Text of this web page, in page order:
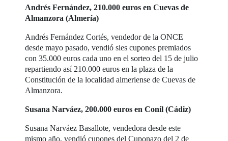
Andrés Fernández, 210.000 euros en Cuevas de
Almanzora (Almería)
Andrés Fernández Cortés, vendedor de la ONCE
desde mayo pasado, vendió sies cupones premiados
con 35.000 euros cada uno en el sorteo del 15 de julio
repartiendo así 210.000 euros en la plaza de la
Constitución de la localidad almeriense de Cuevas de
Almanzora.
Susana Narváez, 200.000 euros en Conil (Cádiz)
Susana Narváez Basallote, vendedora desde este
mismo año, vendió cupones del Cuponazo del 2 de